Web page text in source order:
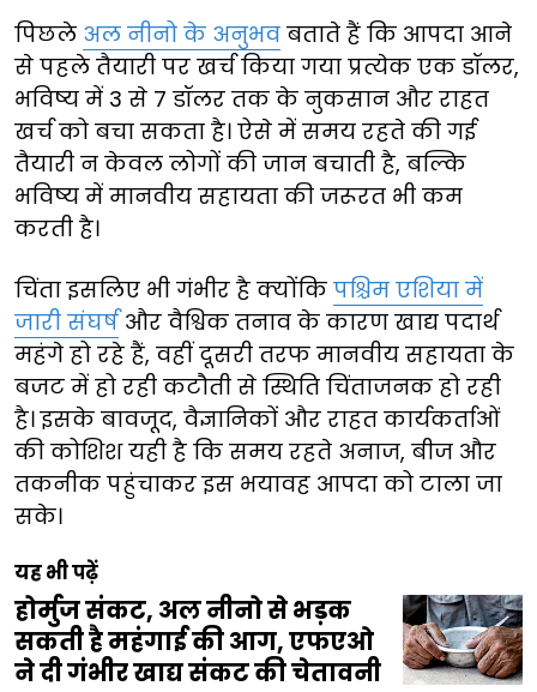
पिछले अल नीनो के अनुभव बताते हैं कि आपदा आने
से पहले तैयारी पर खर्च किया गया प्रत्येक एक डॉलर,
भविष्य में 3 से 7 डॉलर तक के नुकसान और राहत
खर्च को बचा सकता है। ऐसे में समय रहते की गई
तैयारी न केवल लोगों की जान बचाती है, बल्कि
भविष्य में मानवीय सहायता की जरूरत भी कम
करती है।
चिंता इसलिए भी गंभीर है क्योंकि पश्चिम एशिया में
जारी संघर्षऔर वैश्विक तनाव के कारण खाद्य पदार्थ
महंगे हो रहे हैं, वहीं दूसरी तरफ मानवीय सहायता के
बजट में हो रही कटौती से स्थिति चिंताजनक हो रही
है। इसके बावजूद, वैज्ञानिकों और राहत कार्यकर्ताओं
की कोशिश यही है कि समय रहते अनाज, बीज और
तकनीक पहुंचाकर इस भयावह आपदा को टाला जा
सके।
यह भी पढ़ें
होर्मुज संकट, अल नीनो से भड़क
सकती है महंगाई की आग, एफएओ
ने दी गंभीर खाद्य संकट की चेतावनी